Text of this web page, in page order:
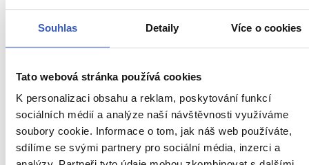
Souhlas Detaily Více o cookies
Tato webová stránka používá cookies
K personalizaci obsahu a reklam, poskytování funkcí
sociálních médií a analýze naší návštěvnosti využíváme
soubory cookie. Informace o tom, jak náš web používáte,
sdílíme se svými partnery pro sociální média, inzerci a
4976 přečtení
Další cestovatelská inspirace
URL
Francie